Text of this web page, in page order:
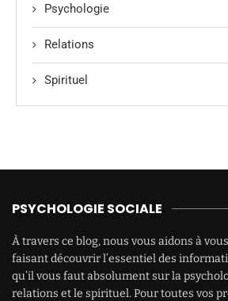
Psychologie
Relations
Spirituel
PSYCHOLOGIE SOCIALE
À travers ce blog, nous vous aidons à
faisant découvrir l’essentiel des
qu’il vous faut absolument sur la
relations et le spirituel. Pour toutes vos